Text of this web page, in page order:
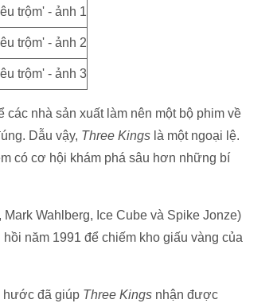
nhà sản xuất làm nên một bộ phim về
Dẫu vậy, Three Kings là một ngoại lệ.
có cơ hội khám phá sâu hơn những bí
Wahlberg, Ice Cube và Spike Jonze)
năm 1991 để chiếm kho giấu vàng của
hước đã giúp Three Kings nhận được